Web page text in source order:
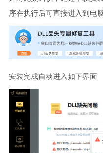
序在执行后可直接进入到电
安装完成自动进入如下界面